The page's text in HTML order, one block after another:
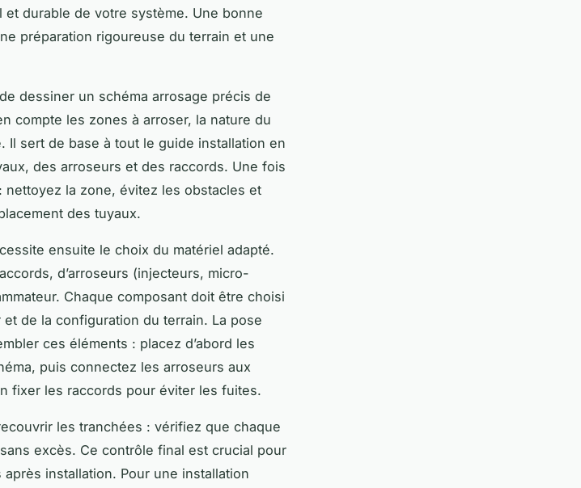
durable de votre système. Une bonne
préparation rigoureuse du terrain et une
dessiner un schéma arrosage précis de
compte les zones à arroser, la nature du
Il sert de base à tout le guide installation en
des arroseurs et des raccords. Une fois
la zone, évitez les obstacles et
des tuyaux.
ensuite le choix du matériel adapté.
d’arroseurs (injecteurs, micro-
Chaque composant doit être choisi
de la configuration du terrain. La pose
ces éléments : placez d’abord les
puis connectez les arroseurs aux
fixer les raccords pour éviter les fuites.
les tranchées : vérifiez que chaque
excès. Ce contrôle final est crucial pour
installation. Pour une installation